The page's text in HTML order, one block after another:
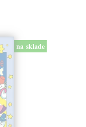
na sklade